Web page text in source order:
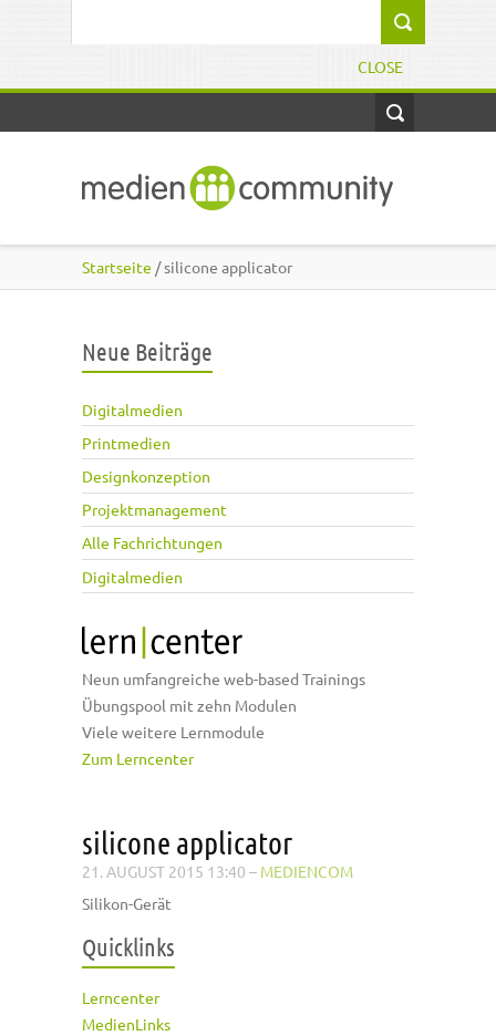
CLOSE
Startseite / silicone applicator
Neue Beiträge
Digitalmedien
Printmedien
Designkonzeption
Projektmanagement
Alle Fachrichtungen
Digitalmedien
Neun umfangreiche web-based Trainings
Übungspool mit zehn Modulen
Viele weitere Lernmodule
Zum Lerncenter
silicone applicator
21. AUGUST 2015 13:40 – MEDIENCOM
Silikon-Gerät
Quicklinks
Lerncenter
MedienLinks